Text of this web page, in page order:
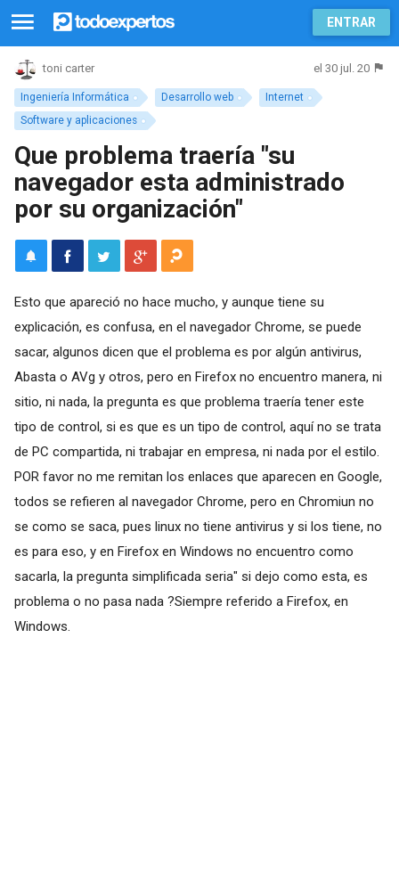
ENTRAR
Ingeniería Informática Desarrollo web
Internet
Software y aplicaciones
toni carter el 30 jul. 20
Que problema traería "su
navegador esta administrado
por su organización"
Esto que apareció no hace mucho, y aunque tiene su
explicación, es confusa, en el navegador Chrome, se puede
sacar, algunos dicen que el problema es por algún antivirus,
Abasta o AVg y otros, pero en Firefox no encuentro manera, ni
sitio, ni nada, la pregunta es que problema traería tener este
tipo de control, si es que es un tipo de control, aquí no se trata
de PC compartida, ni trabajar en empresa, ni nada por el estilo.
POR favor no me remitan los enlaces que aparecen en Google,
todos se refieren al navegador Chrome, pero en Chromiun no
se como se saca, pues linux no tiene antivirus y si los tiene, no
es para eso, y en Firefox en Windows no encuentro como
sacarla, la pregunta simplificada seria" si dejo como esta, es
problema o no pasa nada ?Siempre referido a Firefox, en
Windows.